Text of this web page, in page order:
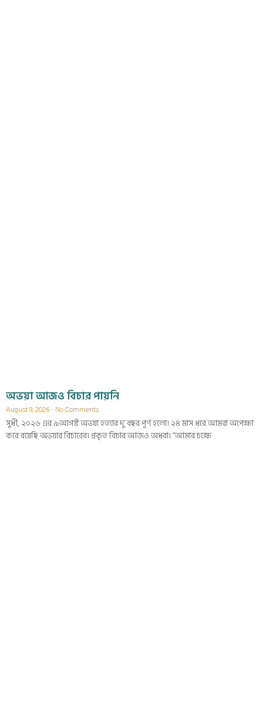
অভয়া আজও বিচার পায়নি
August 9, 2026 No Comments
সুধী, ২০২৬ এর ৯আগষ্ট অভয়া হত্যার দু’ বছর পূর্ণ হলো। ২৪ মাস ধরে আমরা অপেক্ষা
করে রয়েছি অভয়ার বিচারের। প্রকৃত বিচার আজও অধরা। “আমার চক্ষে